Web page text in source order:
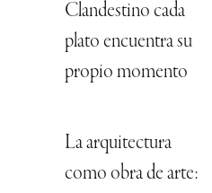
Clandestino cada
plato encuentra su
propio momento
La arquitectura
como obra de arte: